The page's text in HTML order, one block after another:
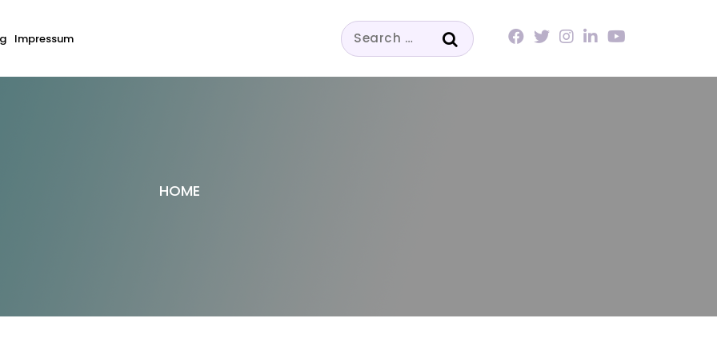
Impressum
Search
for:
HOME